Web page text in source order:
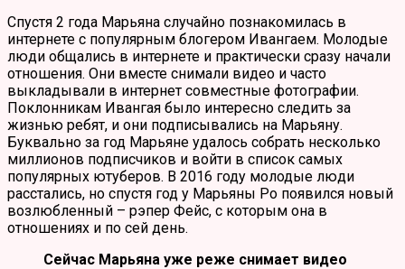
Спустя 2 года Марьяна случайно познакомилась в
интернете с популярным блогером Ивангаем. Молодые
люди общались в интернете и практически сразу начали
отношения. Они вместе снимали видео и часто
выкладывали в интернет совместные фотографии.
Поклонникам Ивангая было интересно следить за
жизнью ребят, и они подписывались на Марьяну.
Буквально за год Марьяне удалось собрать несколько
миллионов подписчиков и войти в список самых
популярных ютуберов. В 2016 году молодые люди
расстались, но спустя год у Марьяны Ро появился новый
возлюбленный – рэпер Фейс, с которым она в
отношениях и по сей день.
Сейчас Марьяна уже реже снимает видео